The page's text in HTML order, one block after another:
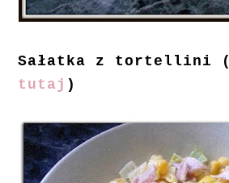
Sałatka z tortellini (
tutaj )